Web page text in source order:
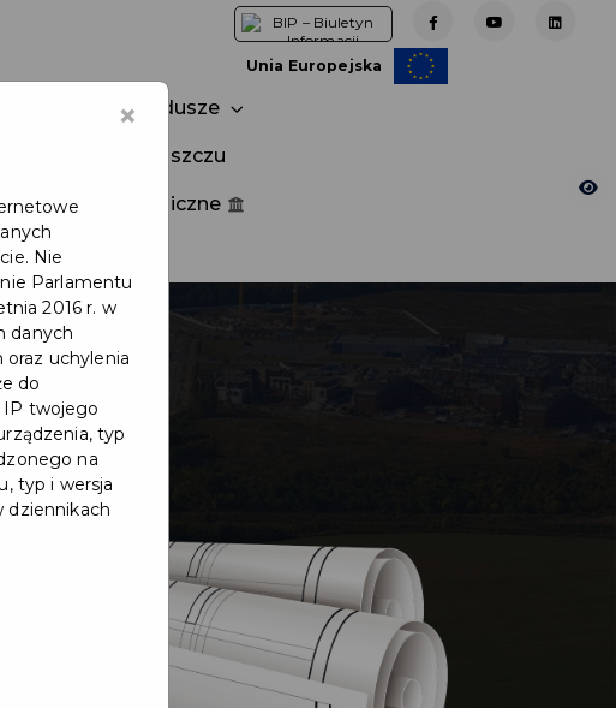
Unia Europejska
Fundusze
Zainwestuj w Pruszczu
Zamówienia publiczne
×
Nie
Parlamentu
2016 r. w
danych
uchylenia
do
IP twojego
typ
na
typ i wersja
dziennikach